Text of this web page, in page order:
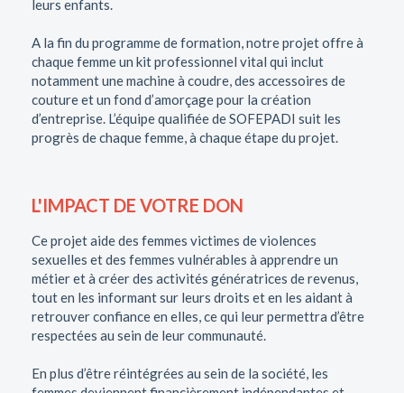
leurs enfants.
A la fin du programme de formation, notre projet offre à
chaque femme un kit professionnel vital qui inclut
notamment une machine à coudre, des accessoires de
couture et un fond d’amorçage pour la création
d’entreprise. L’équipe qualifiée de SOFEPADI suit les
progrès de chaque femme, à chaque étape du projet.
L'IMPACT DE VOTRE DON
Ce projet aide des femmes victimes de violences
sexuelles et des femmes vulnérables à apprendre un
métier et à créer des activités génératrices de revenus,
tout en les informant sur leurs droits et en les aidant à
retrouver confiance en elles, ce qui leur permettra d’être
respectées au sein de leur communauté.
En plus d’être réintégrées au sein de la société, les